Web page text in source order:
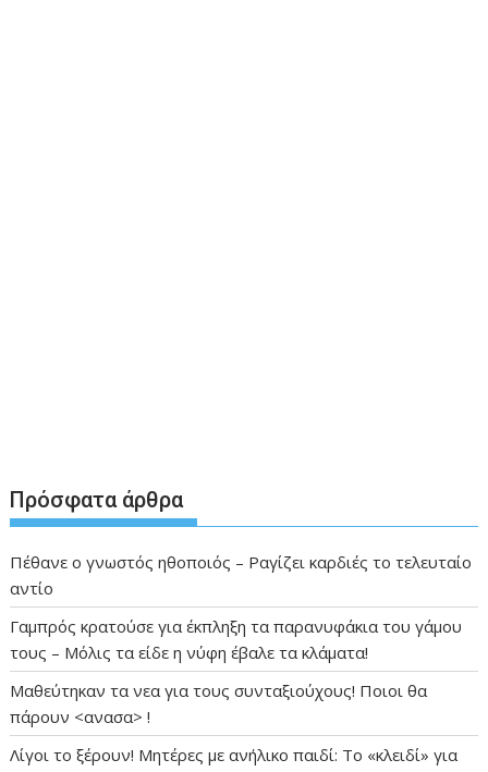
Πρόσφατα άρθρα
Πέθανε ο γνωστός ηθοποιός – Ραγίζει καρδιές το τελευταίο
αντίο
Γαμπρός κρατούσε για έκπληξη τα παρανυφάκια του γάμου
τους – Μόλις τα είδε η νύφη έβαλε τα κλάματα!
Μαθεύτηκαν τα νεα για τους συνταξιούχους! Ποιοι θα
πάρουν <ανασα> !
Λίγοι το ξέρουν! Μητέρες με ανήλικο παιδί: Το «κλειδί» για